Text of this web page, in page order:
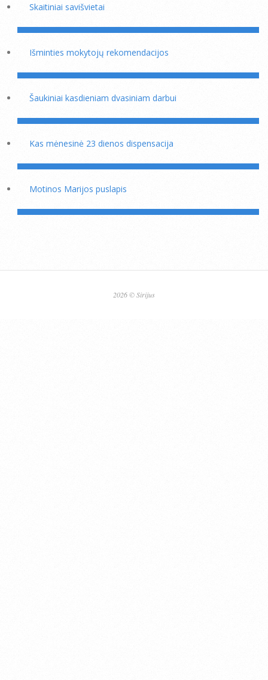
Skaitiniai savišvietai
Išminties mokytojų rekomendacijos
Šaukiniai kasdieniam dvasiniam darbui
Kas mėnesinė 23 dienos dispensacija
Motinos Marijos puslapis
2026 © Sirijus